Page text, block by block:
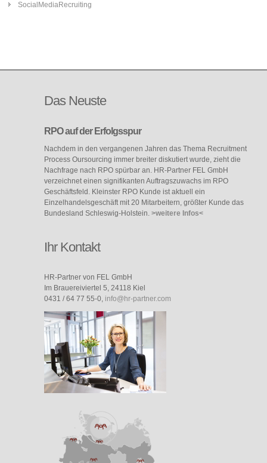
SocialMediaRecruiting
Das Neuste
RPO auf der Erfolgsspur
Nachdem in den vergangenen Jahren das Thema Recruitment
Process Oursourcing immer breiter diskutiert wurde, zieht die
Nachfrage nach RPO spürbar an. HR-Partner FEL GmbH
verzeichnet einen signifikanten Auftragszuwachs im RPO
Geschäftsfeld. Kleinster RPO Kunde ist aktuell ein
Einzelhandelsgeschäft mit 20 Mitarbeitern, größter Kunde das
Bundesland Schleswig-Holstein.>weitere Infos<
Ihr Kontakt
HR-Partner von FEL GmbH
Im Brauereiviertel 5, 24118 Kiel
0431 / 64 77 55-0, info@hr-partner.com